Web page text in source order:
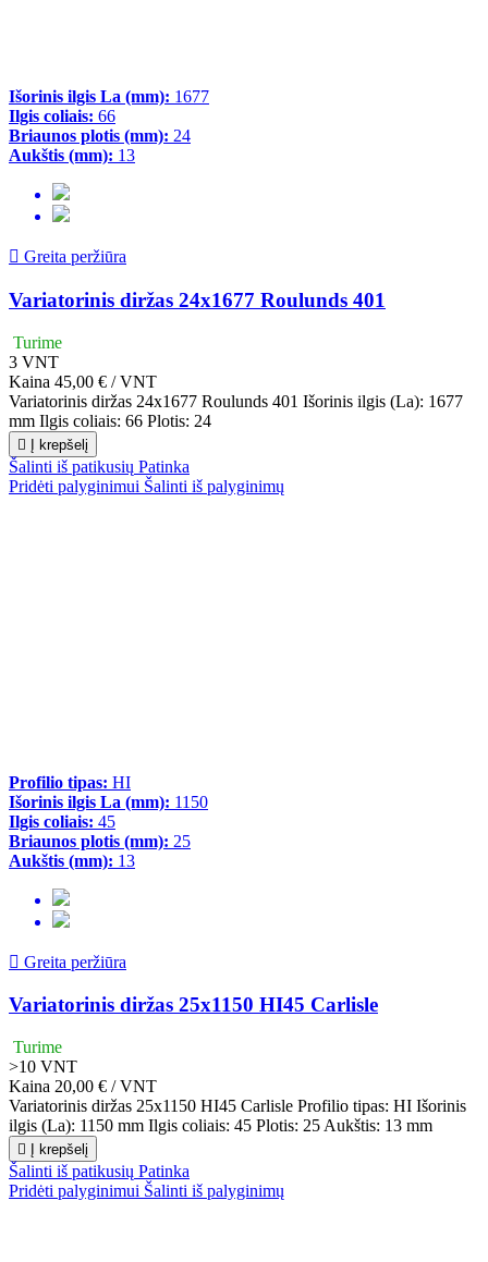
Išorinis ilgis La (mm): 1677
Ilgis coliais: 66
Briaunos plotis (mm): 24
Aukštis (mm): 13
 Greita peržiūra
Variatorinis diržas 24x1677 Roulunds 401
Turime
3 VNT
Kaina 45,00 € / VNT
Variatorinis diržas 24x1677 Roulunds 401 Išorinis ilgis (La): 1677
mm Ilgis coliais: 66 Plotis: 24
 Į krepšelį
Šalinti iš patikusių Patinka
Pridėti palyginimui Šalinti iš palyginimų
Profilio tipas: HI
Išorinis ilgis La (mm): 1150
Ilgis coliais: 45
Briaunos plotis (mm): 25
Aukštis (mm): 13
 Greita peržiūra
Variatorinis diržas 25x1150 HI45 Carlisle
Turime
>10 VNT
Kaina 20,00 € / VNT
Variatorinis diržas 25x1150 HI45 Carlisle Profilio tipas: HI Išorinis
ilgis (La): 1150 mm Ilgis coliais: 45 Plotis: 25 Aukštis: 13 mm
 Į krepšelį
Šalinti iš patikusių Patinka
Pridėti palyginimui Šalinti iš palyginimų